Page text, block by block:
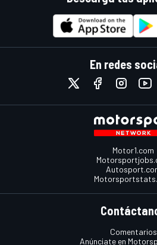
En redes
Motor1.com
Comentarios
Anúnciate en